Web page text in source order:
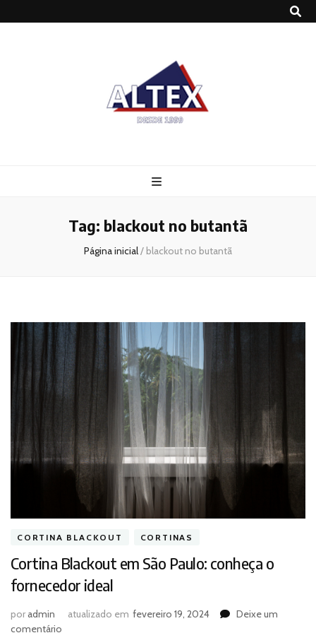
Tag: blackout no butantã
Página inicial/ blackout no butantã
CORTINA BLACKOUT CORTINAS
Cortina Blackout em São Paulo: conheça o
fornecedor ideal
poradmin atualizado em fevereiro 19, 2024
Deixe um
comentário